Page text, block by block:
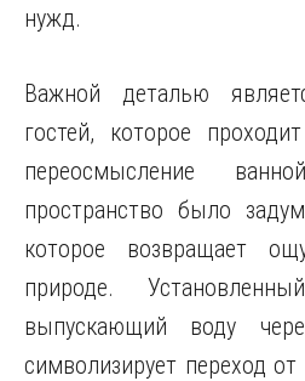
нужд.
Важной деталью
гостей, которое
переосмысление
пространство было
которое возвращает
природе.
выпускающий воду
символизирует переход